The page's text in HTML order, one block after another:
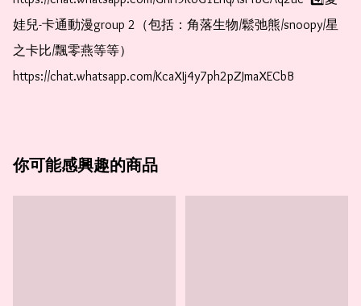
娃兒-卡通動漫group 2（包括：角落生物/鬆弛熊/snoopy/星
之卡比/飄零燕等等）
https://chat.whatsapp.com/KcaXIj4y7ph2pZJmaXECbB
你可能感興趣的商品